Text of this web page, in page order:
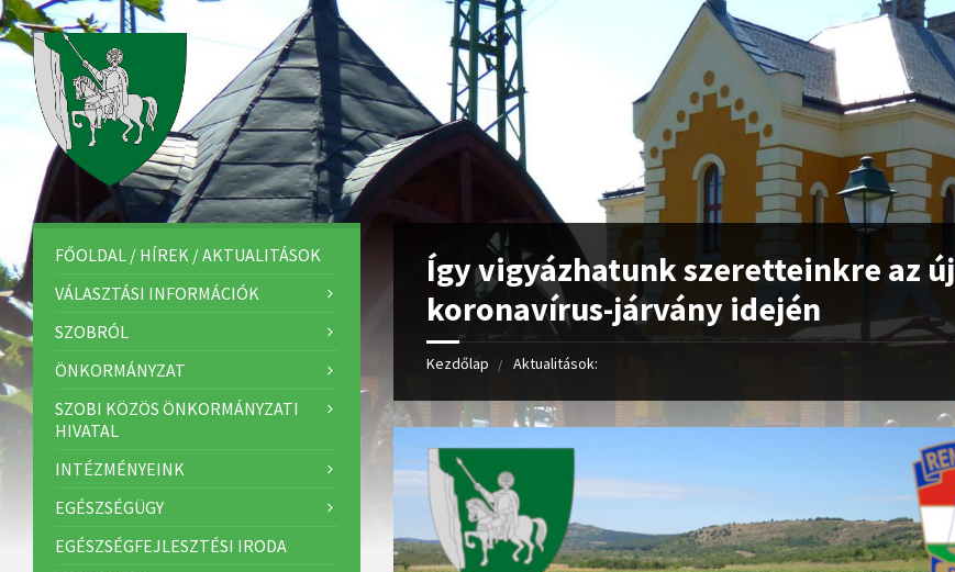
Így vigyázhatunk szeretteinkre az új
koronavírus-járvány idején
Kezdőlap Aktualitások:
FŐOLDAL / HÍREK / AKTUALITÁSOK
VÁLASZTÁSI INFORMÁCIÓK
SZOBRÓL
ÖNKORMÁNYZAT
SZOBI KÖZÖS ÖNKORMÁNYZATI
HIVATAL
INTÉZMÉNYEINK
EGÉSZSÉGÜGY
EGÉSZSÉGFEJLESZTÉSI IRODA